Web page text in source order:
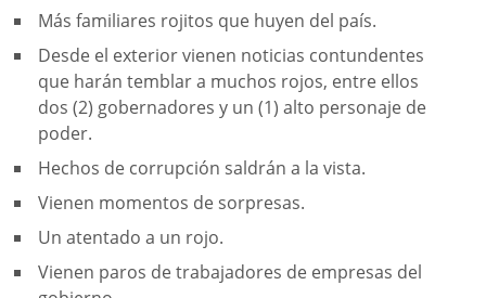
Más familiares rojitos que huyen del país.
Desde el exterior vienen noticias contundentes
que harán temblar a muchos rojos, entre ellos
dos (2) gobernadores y un (1) alto personaje de
poder.
Hechos de corrupción saldrán a la vista.
Vienen momentos de sorpresas.
Un atentado a un rojo.
Vienen paros de trabajadores de empresas del